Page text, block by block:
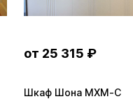
от 25 315 ₽
Шкаф Шона MXM-C